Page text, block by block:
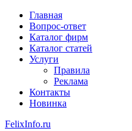
Главная
Вопрос-ответ
Каталог фирм
Каталог статей
Услуги
Правила
Реклама
Контакты
Новинка
FelixInfo.ru